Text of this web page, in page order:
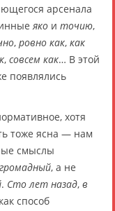
арсенала
яко и точию,
, ровно как, как
, совсем как… В этой
появлялись
хотя
тоже ясна — нам
смыслы
громадный, а не
. Сто лет назад, в
способ